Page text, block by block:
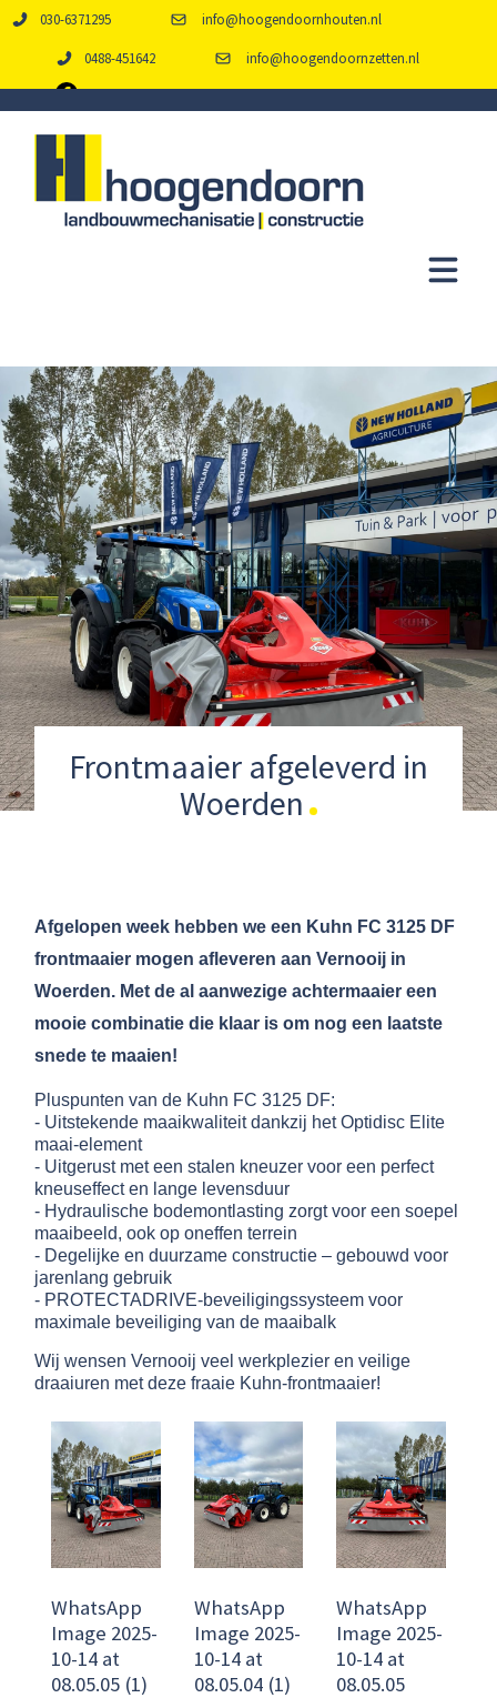
030-6371295 info@hoogendoornhouten.nl
0488-451642 info@hoogendoornzetten.nl
Frontmaaier afgeleverd in
Woerden
Afgelopen week hebben we een Kuhn FC 3125 DF
frontmaaier mogen afleveren aan Vernooij in
Woerden. Met de al aanwezige achtermaaier een
mooie combinatie die klaar is om nog een laatste
snede te maaien!
Pluspunten van de Kuhn FC 3125 DF:
- Uitstekende maaikwaliteit dankzij het Optidisc Elite
maai-element
- Uitgerust met een stalen kneuzer voor een perfect
kneuseffect en lange levensduur
- Hydraulische bodemontlasting zorgt voor een soepel
maaibeeld, ook op oneffen terrein
- Degelijke en duurzame constructie – gebouwd voor
jarenlang gebruik
- PROTECTADRIVE-beveiligingssysteem voor
maximale beveiliging van de maaibalk
Wij wensen Vernooij veel werkplezier en veilige
draaiuren met deze fraaie Kuhn-frontmaaier!
WhatsApp
Image 2025-
10-14 at
08.05.05 (1)
WhatsApp
Image 2025-
10-14 at
08.05.04 (1)
WhatsApp
Image 2025-
10-14 at
08.05.05